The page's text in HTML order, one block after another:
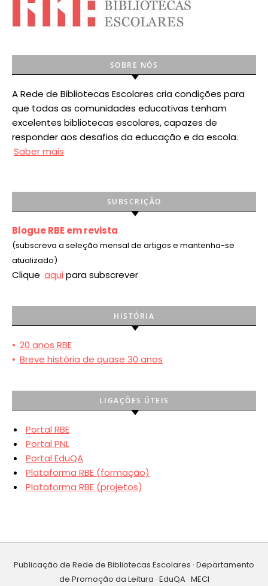
SOBRE NÓS
A Rede de Bibliotecas Escolares cria condições para
que todas as comunidades educativas tenham
excelentes bibliotecas escolares, capazes de
responder aos desafios da educação e da escola.
Saber mais
SUBSCRIÇÃO
Blogue RBE em revista
(subscreva a seleção mensal de artigos e mantenha-se
atualizado)
Clique aqui para subscrever
HISTÓRIA
• 20 anos RBE
• Breve história de quase 30 anos
LIGAÇÕES ÚTEIS
Portal RBE
Portal PNL
Portal EduQA
Plataforma RBE (formação)
Plataforma RBE (projetos)
Publicação de Rede de Bibliotecas Escolares · Departamento
de Promoção da Leitura · EduQA · MECI